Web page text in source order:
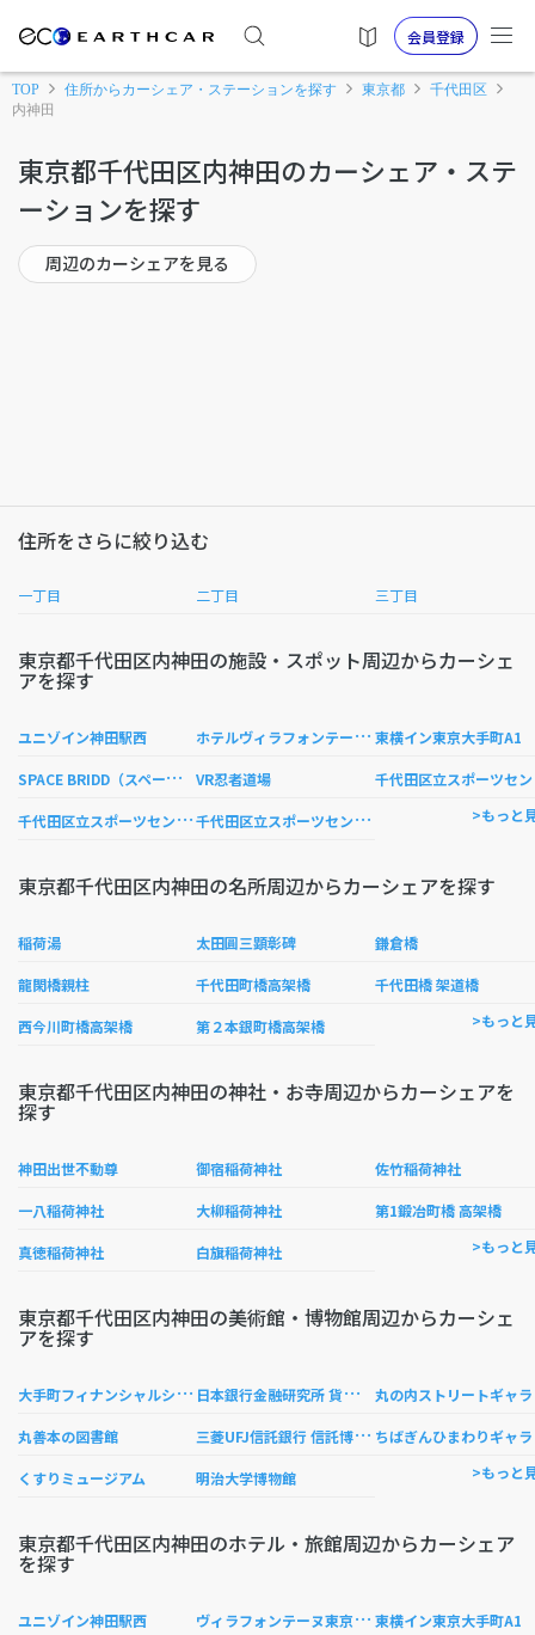
会員登録
TOP 住所からカーシェア・ステーションを探す 東京都
千代田区
内神田
東京都千代田区内神田のカーシェア・ステ
ーションを探す
周辺のカーシェアを見る
住所をさらに絞り込む
一丁目 二丁目 三丁目
東京都千代田区内神田の施設・スポット周辺からカーシェ
アを探す
ユニゾイン神田駅西 ホ
テルヴィラフォンテーヌ東京大手町 東横イン東京大手町A1
S
PACE BRIDD（スペースブリッド） VR忍者道場
代
千
代田区立スポーツセンター 温水プール 千
代田区立スポーツセンタープール >もっと
東京都千代田区内神田の名所周辺からカーシェアを探す
稲荷湯 太田圓三顕彰碑 鎌倉橋
龍閑橋親柱 千代田町橋高架橋 千代田橋 架道橋
西今川町橋高架橋 第２本銀町橋高架橋 >もっと
東京都千代田区内神田の神社・お寺周辺からカーシェアを
探す
神田出世不動尊 御宿稲荷神社 佐竹稲荷神社
一八稲荷神社 大柳稲荷神社 第1鍛冶町橋 高架橋
真徳稲荷神社 白旗稲荷神社 >もっと
東京都千代田区内神田の美術館・博物館周辺からカーシェ
アを探す
大
手町フィナンシャルシティ エコミュージアム 日
本銀行金融研究所 貨幣博物館
丸善本の図書館 三
菱UFJ信託銀行 信託博物館
くすりミュージアム 明治大学博物館 >もっと
東京都千代田区内神田のホテル・旅館周辺からカーシェア
を探す
ユニゾイン神田駅西 ヴ
ィラフォンテーヌ東京大手町 東横イン東京大手町A1